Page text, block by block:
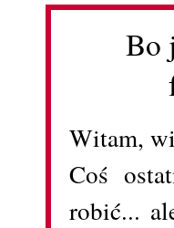
Bo
Witam,
Coś
robić...